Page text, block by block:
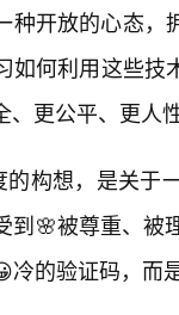
种开放的心态
如何利用这些
、更公平、更人
的构想，是关
到🌸被尊重、
冷的验证码，而